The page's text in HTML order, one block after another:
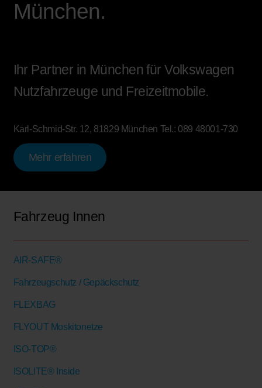
München.
Ihr Partner in München für Volkswagen
Nutzfahrzeuge und Freizeitmobile.
Karl-Schmid-Str. 12, 81829 München Tel.: 089 48001-730
Mehr erfahren
Fahrzeug Innen
AIR-SAFE®
Fahrzeugschutz / Gepäckschutz
FLEXBAG
FLYOUT Moskitonetze
ISO-TOP®
ISOLITE® Inside